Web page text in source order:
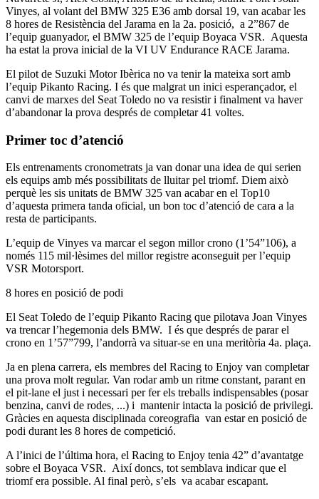
Vinyes, al volant del BMW 325 E36 amb dorsal 19, van acabar les
8 hores de Resistència del Jarama en la 2a. posició, a 2”867 de
l’equip guanyador, el BMW 325 de l’equip Boyaca VSR. Aquesta
ha estat la prova inicial de la VI UV Endurance RACE Jarama.
El pilot de Suzuki Motor Ibèrica no va tenir la mateixa sort amb
l’equip Pikanto Racing. I és que malgrat un inici esperançador, el
canvi de marxes del Seat Toledo no va resistir i finalment va haver
d’abandonar la prova després de completar 41 voltes.
Primer toc d’atenció
Els entrenaments cronometrats ja van donar una idea de qui serien
els equips amb més possibilitats de lluitar pel triomf. Diem això
perquè les sis unitats de BMW 325 van acabar en el Top10
d’aquesta primera tanda oficial, un bon toc d’atenció de cara a la
resta de participants.
L’equip de Vinyes va marcar el segon millor crono (1’54”106), a
només 115 mil·lèsimes del millor registre aconseguit per l’equip
VSR Motorsport.
8 hores en posició de podi
El Seat Toledo de l’equip Pikanto Racing que pilotava Joan Vinyes
va trencar l’hegemonia dels BMW. I és que després de parar el
crono en 1’57”799, l’andorrà va situar-se en una meritòria 4a. plaça.
Ja en plena carrera, els membres del Racing to Enjoy van completar
una prova molt regular. Van rodar amb un ritme constant, parant en
el pit-lane el just i necessari per fer els treballs indispensables (posar
benzina, canvi de rodes, ...) i mantenir intacta la posició de privilegi.
Gràcies en aquesta disciplinada coreografia van estar en posició de
podi durant les 8 hores de competició.
A l’inici de l’última hora, el Racing to Enjoy tenia 42” d’avantatge
sobre el Boyaca VSR. Així doncs, tot semblava indicar que el
triomf era possible. Al final però, s’els va acabar escapant.